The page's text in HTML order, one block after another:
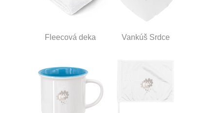
Fleecová deka Vankúš Srdce